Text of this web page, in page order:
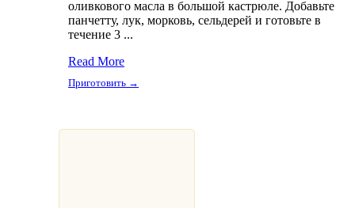
оливкового масла в большой кастрюле. Добавьте
панчетту, лук, морковь, сельдерей и готовьте в
течение 3 ...
Read More
Приготовить →